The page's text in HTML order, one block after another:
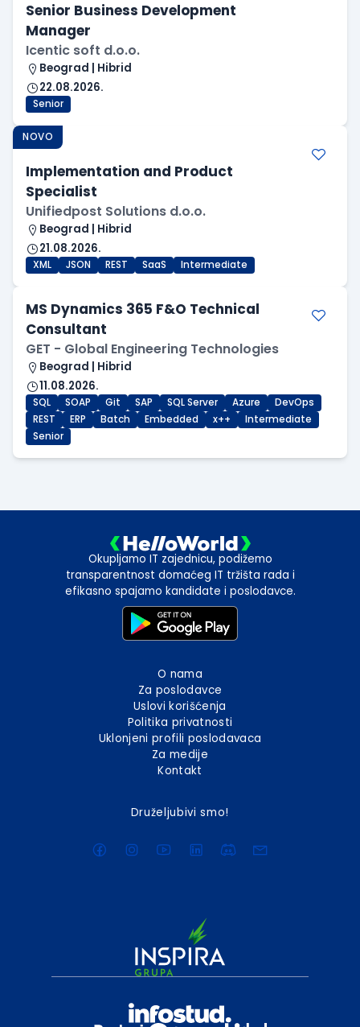
Senior Business Development
Manager
Icentic soft d.o.o.
Beograd | Hibrid
22.08.2026.
Senior
NOVO
Implementation and Product
Specialist
Unifiedpost Solutions d.o.o.
Beograd | Hibrid
21.08.2026.
XML JSON REST SaaS Intermediate
MS Dynamics 365 F&O Technical
Consultant
GET - Global Engineering Technologies
Beograd | Hibrid
11.08.2026.
SQL SOAP Git SAP SQL Server Azure
DevOps
REST
ERP Batch Embedded x++
Intermediate
Senior
Okupljamo IT zajednicu, podižemo
transparentnost domaćeg IT tržišta rada i
efikasno spajamo kandidate i poslodavce.
O nama
Za poslodavce
Uslovi korišćenja
Politika privatnosti
Uklonjeni profili poslodavaca
Za medije
Kontakt
Druželjubivi smo!